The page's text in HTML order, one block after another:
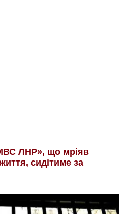
ЛНР», що мріяв
сидітиме за